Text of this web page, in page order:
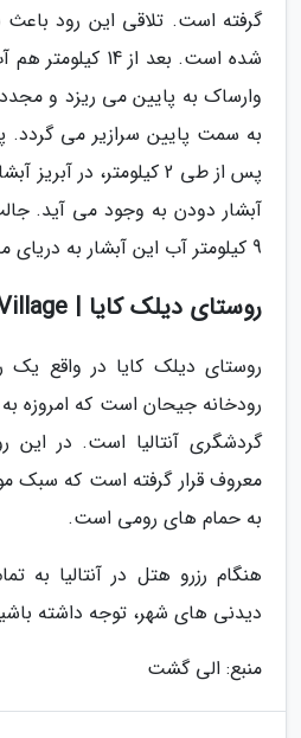
گرفته است. تلاقی این رود
شده است. بعد از
وارساک به پایین می ریزد و
به سمت پایین سرازیر می
پس از طی 2 کیلومتر، در
آبشار دودن به وجود می آید.
9 کیلومتر آب این آبشار به دریای مدیترانه وارد می گردد.
روستای دیلک کایا | Dilek Kaya Village
روستای دیلک کایا در واقع یک
رودخانه جیحان است که امروزه
گردشگری آنتالیا است. در
معروف قرار گرفته است که سبک
به حمام های رومی است.
هنگام رزرو هتل در آنتالیا
دیدنی های شهر، توجه داشته
منبع: الی گشت